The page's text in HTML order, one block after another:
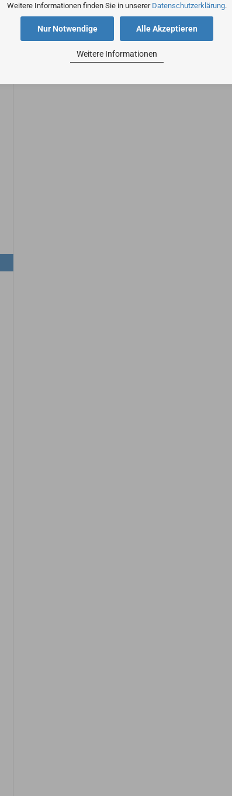
Weitere Informationen finden Sie in unserer Datenschutzerklärung.
Alle Akzeptieren
Nur Notwendige
Weitere Informationen